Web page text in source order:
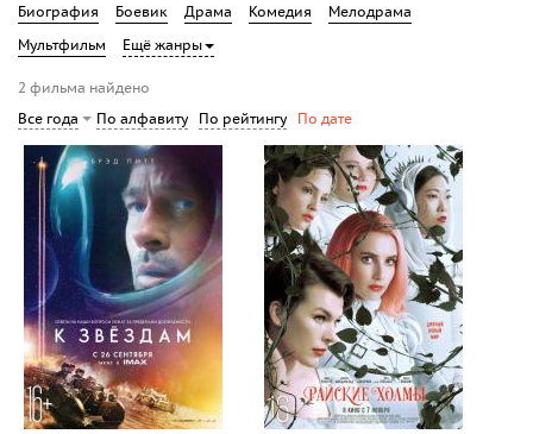
Биография Боевик Драма Комедия
Мелодрама
Мультфильм
Ещё жанры
2 фильма найдено
Все года
По алфавиту По рейтингу По дате